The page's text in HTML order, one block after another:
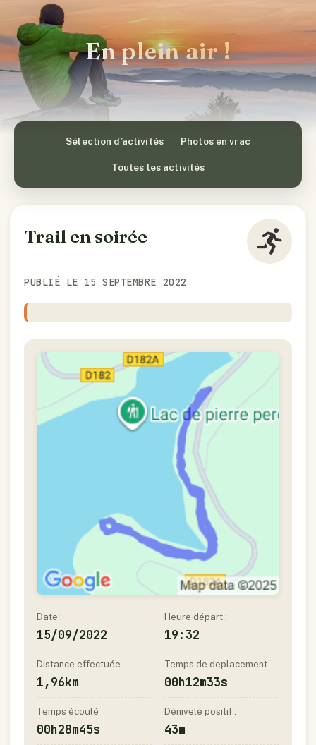
En plein air !
Sélection d’activités Photos en vrac
Toutes les activités
Trail en soirée
PUBLIÉ LE 15 SEPTEMBRE 2022
Date :
15/09/2022
Heure départ :
19:32
Distance effectuée
1,96km
Temps de deplacement
00h12m33s
Temps écoulé
00h28m45s
Dénivelé positif :
43m